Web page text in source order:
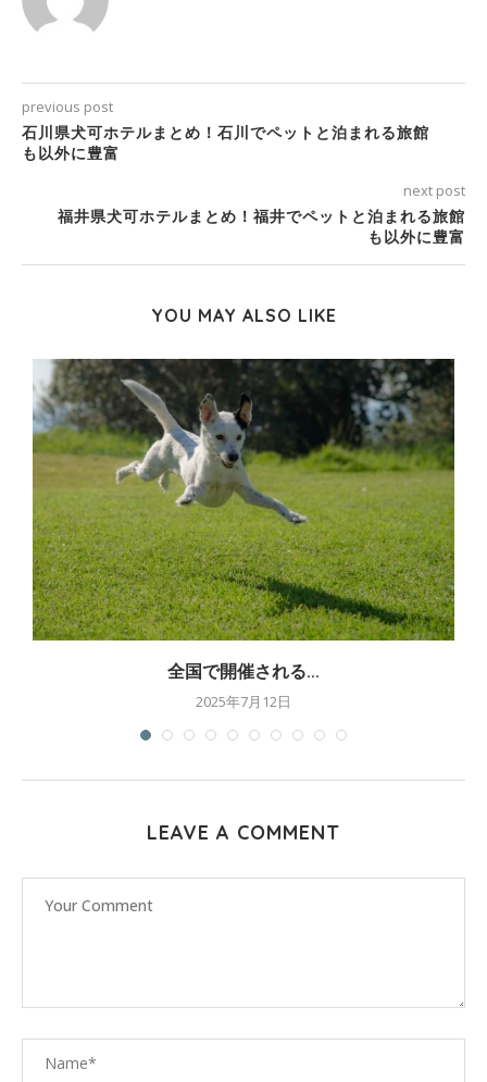
previous post
石川県犬可ホテルまとめ！石川でペットと泊まれる旅館
も以外に豊富
next post
福井県犬可ホテルまとめ！福井でペットと泊まれる旅館
も以外に豊富
YOU MAY ALSO LIKE
全国で開催される...
2025年7月12日
LEAVE A COMMENT